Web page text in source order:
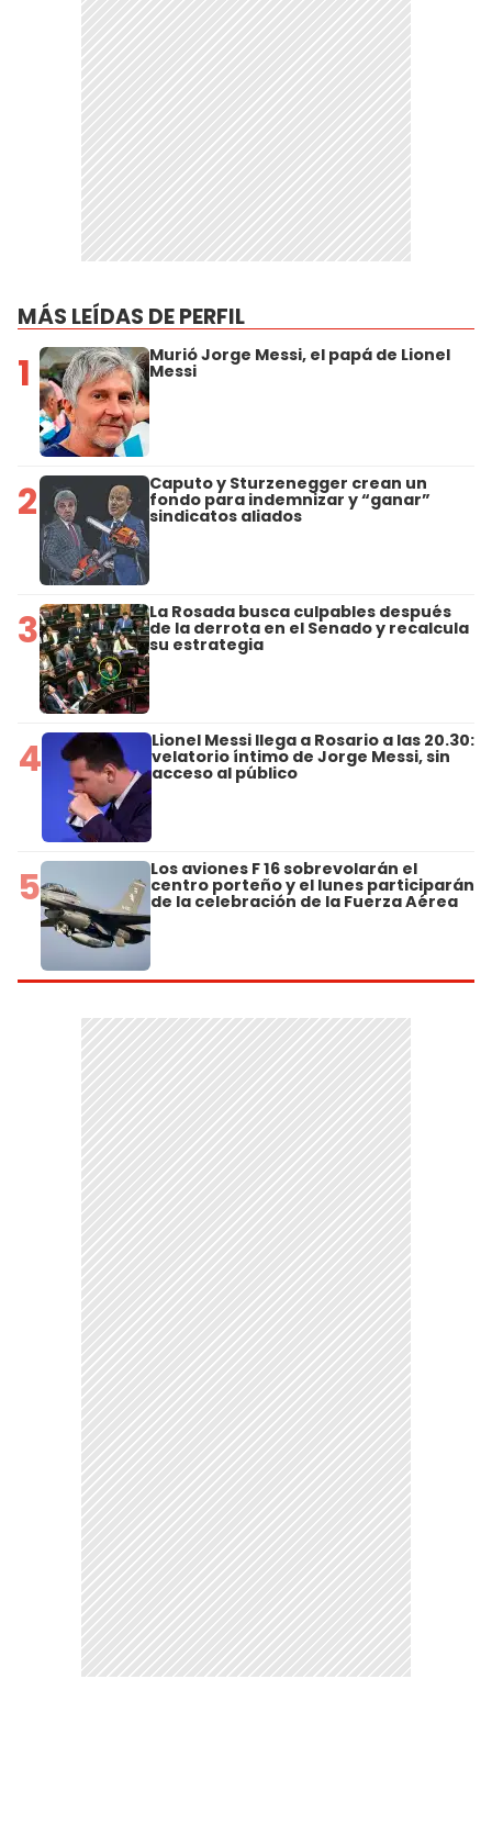
MÁS LEÍDAS DE PERFIL
1 Murió Jorge Messi, el papá de Lionel
Messi
2 Caputo y Sturzenegger crean un
fondo para indemnizar y “ganar”
sindicatos aliados
3 La Rosada busca culpables después
de la derrota en el Senado y recalcula
su estrategia
4 Lionel Messi llega a Rosario a las 20.30:
velatorio íntimo de Jorge Messi, sin
acceso al público
5 Los aviones F 16 sobrevolarán el
centro porteño y el lunes participarán
de la celebración de la Fuerza Aérea